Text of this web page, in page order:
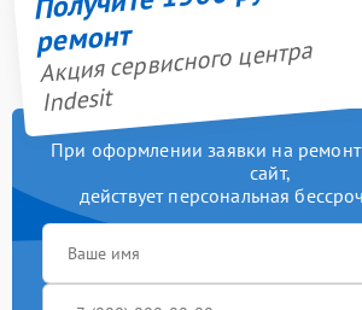
ремонт
Акция сервисного центра
Indesit
При оформлении заявки на ремонт
сайт,
действует персональная